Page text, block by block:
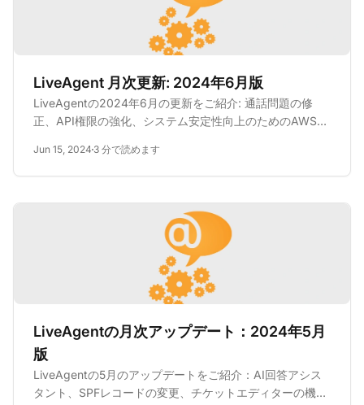
LiveAgent 月次更新: 2024年6月版
LiveAgentの2024年6月の更新をご紹介: 通話問題の修
正、API権限の強化、システム安定性向上のためのAWS移
Jun 15, 2024 3 分で読めます
LiveAgentの月次アップデート：2024年5月
版
LiveAgentの5月のアップデートをご紹介：AI回答アシス
タント、SPFレコードの変更、チケットエディターの機能